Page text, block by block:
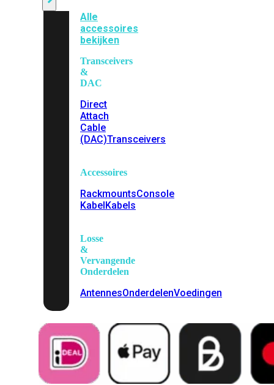
Alle
accessoires
bekijken
Transceivers
&
DAC
Direct
Attach
Cable
(DAC)Transceivers
Accessoires
RackmountsConsole
KabelKabels
Losse
&
Vervangende
Onderdelen
AntennesOnderdelenVoedingen